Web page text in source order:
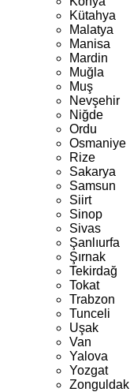
Kütahya
Malatya
Manisa
Mardin
Muğla
Muş
Nevşehir
Niğde
Ordu
Osmaniye
Rize
Sakarya
Samsun
Siirt
Sinop
Sivas
Şanlıurfa
Şırnak
Tekirdağ
Tokat
Trabzon
Tunceli
Uşak
Van
Yalova
Yozgat
Zonguldak